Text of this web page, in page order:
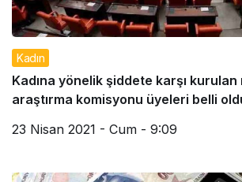
Kadın
Kadına yönelik şiddete karşı kurulan
araştırma komisyonu üyeleri belli
23 Nisan 2021 - Cum - 9:09